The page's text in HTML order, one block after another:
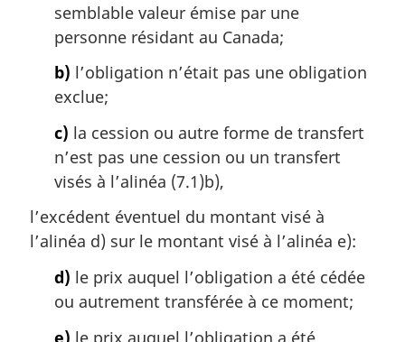
semblable valeur émise par une
personne résidant au Canada;
b) l’obligation n’était pas une obligation
exclue;
c) la cession ou autre forme de transfert
n’est pas une cession ou un transfert
visés à l’alinéa (7.1)b),
l’excédent éventuel du montant visé à
l’alinéa d) sur le montant visé à l’alinéa e):
d) le prix auquel l’obligation a été cédée
ou autrement transférée à ce moment;
e) le prix auquel l’obligation a été